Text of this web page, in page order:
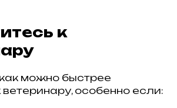
к
можно быстрее
ветеринару, особенно если: